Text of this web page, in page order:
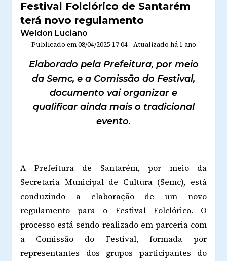
Festival Folclórico de Santarém
terá novo regulamento
Weldon Luciano
Publicado em08/04/2025 17:04- Atualizado há 1 ano
Elaborado pela Prefeitura, por meio
da Semc, e a Comissão do Festival,
documento vai organizar e
qualificar ainda mais o tradicional
evento.
A Prefeitura de Santarém, por meio da
Secretaria Municipal de Cultura (Semc), está
conduzindo a elaboração de um novo
regulamento para o Festival Folclórico. O
processo está sendo realizado em parceria com
a Comissão do Festival, formada por
representantes dos grupos participantes do